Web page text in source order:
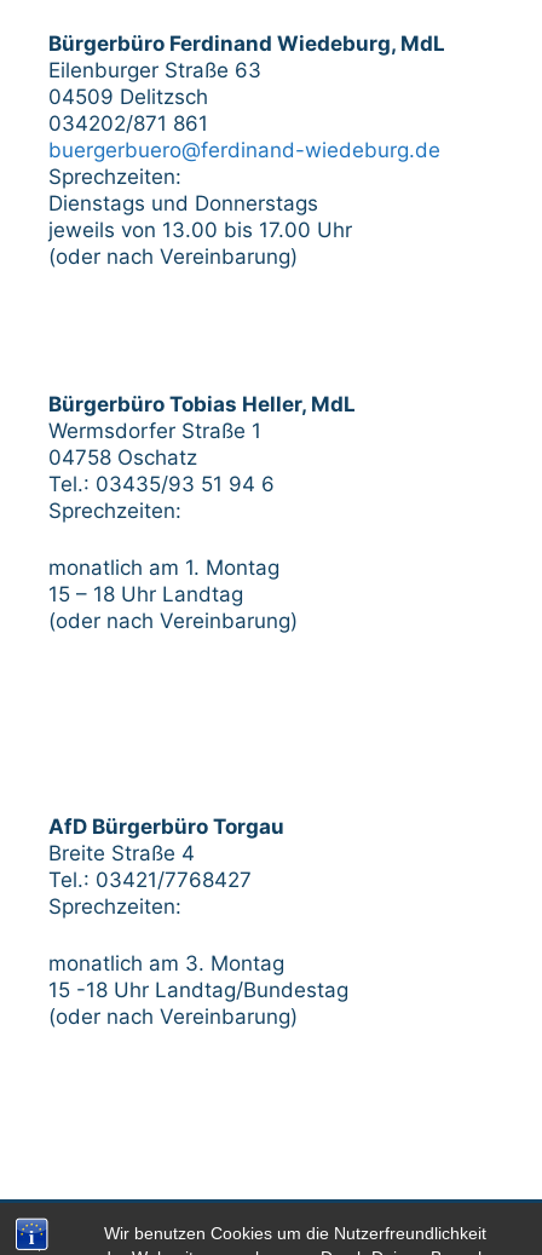
Wir benutzen Cookies um die Nutzerfreundlichkeit
Bürgerbüro Ferdinand Wiedeburg, MdL
Eilenburger Straße 63
04509 Delitzsch
034202/871 861
buergerbuero@ferdinand-wiedeburg.de
Sprechzeiten:
Dienstags und Donnerstags
jeweils von 13.00 bis 17.00 Uhr
(oder nach Vereinbarung)
Bürgerbüro Tobias Heller, MdL
Wermsdorfer Straße 1
04758 Oschatz
Tel.: 03435/93 51 94 6
Sprechzeiten:
monatlich am 1. Montag
15 – 18 Uhr Landtag
(oder nach Vereinbarung)
AfD Bürgerbüro Torgau
Breite Straße 4
Tel.: 03421/7768427
Sprechzeiten:
monatlich am 3. Montag
15 -18 Uhr Landtag/Bundestag
(oder nach Vereinbarung)
Impressum Datenschutzerklärung